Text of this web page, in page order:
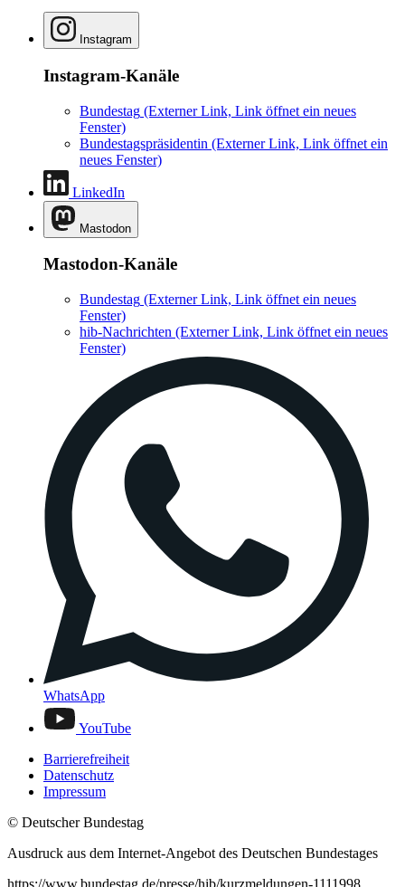
Instagram
Instagram-Kanäle
Bundestag (Externer Link, Link öffnet ein neues
Fenster)
Bundestagspräsidentin (Externer Link, Link öffnet ein
neues Fenster)
LinkedIn
Mastodon
Mastodon-Kanäle
Bundestag (Externer Link, Link öffnet ein neues
Fenster)
hib-Nachrichten (Externer Link, Link öffnet ein neues
Fenster)
WhatsApp
YouTube
Barrierefreiheit
Datenschutz
Impressum
© Deutscher Bundestag
Ausdruck aus dem Internet-Angebot des Deutschen Bundestages
https://www.bundestag.de/presse/hib/kurzmeldungen-1111998